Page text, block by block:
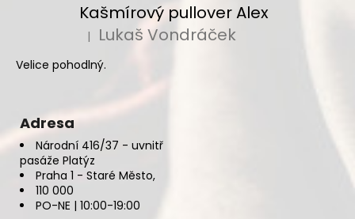
Kašmírový pullover Alex
Hodnocení produktu je 5 z 5 hvězdiček.
| Lukaš Vondráček
Velice pohodlný.
Adresa
Národní 416/37 - uvnitř
pasáže Platýz
Praha 1 - Staré Město,
110 000
PO-NE | 10:00-19:00